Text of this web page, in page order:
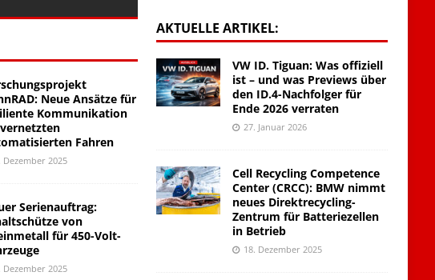
Neue Ansätze für
Kommunikation
Fahren
Dezember 2025
Serienauftrag:
von
für 450-Volt-
Dezember 2025
AKTUELLE ARTIKEL:
VW ID. Tiguan: Was offiziell
ist – und was Previews über
den ID.4-Nachfolger für
Ende 2026 verraten
27. Januar 2026
Cell Recycling Competence
Center (CRCC): BMW nimmt
neues Direktrecycling-
Zentrum für Batteriezellen
in Betrieb
18. Dezember 2025